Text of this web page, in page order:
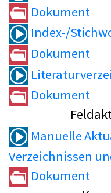
Dokument
Index-/
Dokument
Dokument
Manuelle
Verzeichnissen
Dokument